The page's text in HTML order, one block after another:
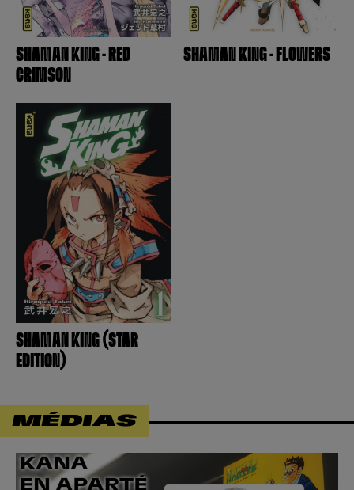
SHAMAN KING - RED
CRIMSON
SHAMAN KING - FLOWERS
SHAMAN KING (STAR
EDITION)
MÉDIAS